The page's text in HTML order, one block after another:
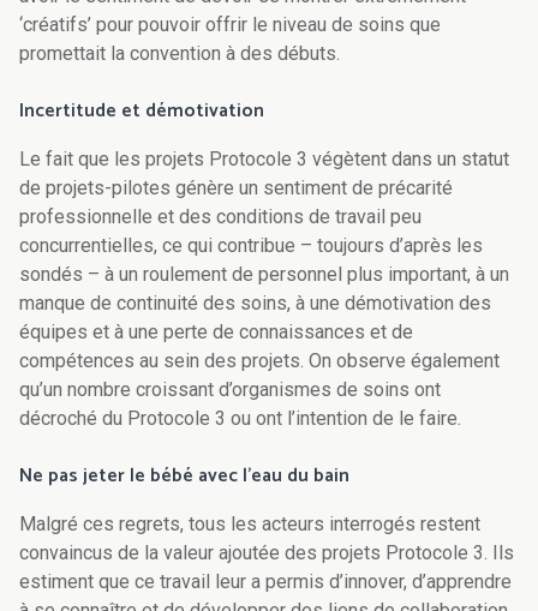
‘créatifs’ pour pouvoir offrir le niveau de soins que
promettait la convention à des débuts.
Incertitude et démotivation
Le fait que les projets Protocole 3 végètent dans un statut
de projets-pilotes génère un sentiment de précarité
professionnelle et des conditions de travail peu
concurrentielles, ce qui contribue – toujours d’après les
sondés – à un roulement de personnel plus important, à un
manque de continuité des soins, à une démotivation des
équipes et à une perte de connaissances et de
compétences au sein des projets. On observe également
qu’un nombre croissant d’organismes de soins ont
décroché du Protocole 3 ou ont l’intention de le faire.
Ne pas jeter le bébé avec l’eau du bain
Malgré ces regrets, tous les acteurs interrogés restent
convaincus de la valeur ajoutée des projets Protocole 3. Ils
estiment que ce travail leur a permis d’innover, d’apprendre